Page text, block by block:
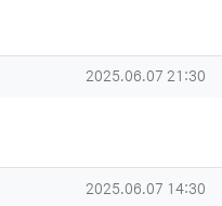
작성일
2025.06.07 21:30
작성일
2025.06.07 14:30